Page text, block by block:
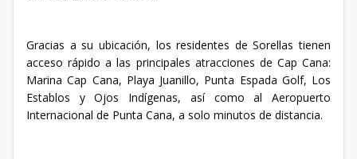
Gracias a su ubicación, los residentes de Sorellas tienen
acceso rápido a las principales atracciones de Cap Cana:
Marina Cap Cana, Playa Juanillo, Punta Espada Golf, Los
Establos y Ojos Indígenas, así como al Aeropuerto
Internacional de Punta Cana, a solo minutos de distancia.